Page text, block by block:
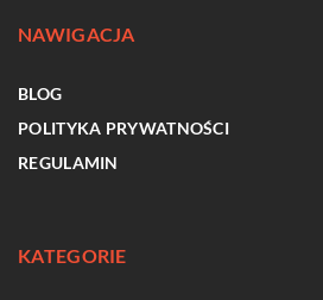
NAWIGACJA
BLOG
POLITYKA PRYWATNOŚCI
REGULAMIN
KATEGORIE